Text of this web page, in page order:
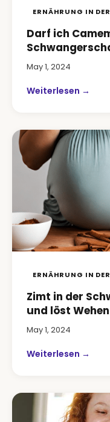
ERNÄHRUNG IN
Darf ich
May 1, 2024
Weiterlesen →
ERNÄHRUNG IN
Zimt in der
und löst
May 1, 2024
Weiterlesen →